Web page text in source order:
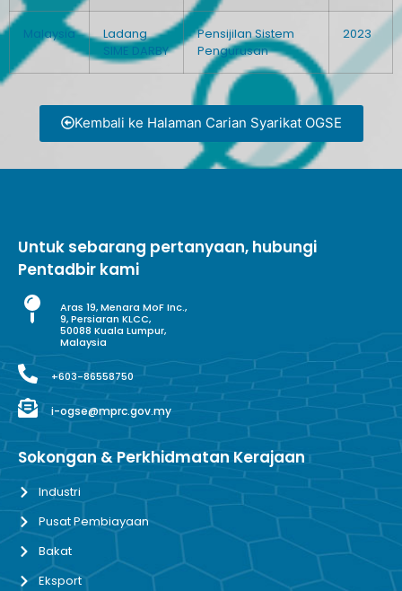
Malaysia
Ladang
SIME DARBY
Pensijilan Sistem
Pengurusan
2023
Kembali ke Halaman Carian Syarikat OGSE
Untuk sebarang pertanyaan, hubungi
Pentadbir kami
Aras 19, Menara MoF Inc.,
9, Persiaran KLCC,
50088 Kuala Lumpur,
Malaysia
+603-86558750
i-ogse@mprc.gov.my
Sokongan & Perkhidmatan Kerajaan
Industri
Pusat Pembiayaan
Bakat
Eksport